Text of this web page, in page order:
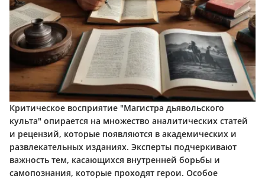
Критическое восприятие "Магистра дьявольского
культа" опирается на множество аналитических статей
и рецензий, которые появляются в академических и
развлекательных изданиях. Эксперты подчеркивают
важность тем, касающихся внутренней борьбы и
самопознания, которые проходят герои. Особое